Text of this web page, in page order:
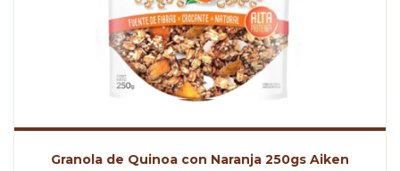
Granola de Quinoa con Naranja 250gs Aiken